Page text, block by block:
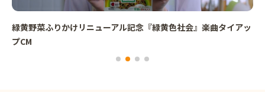
緑黄野菜ふりかけリニューアル記念『緑黄色社会』楽曲タイアッ
プCM